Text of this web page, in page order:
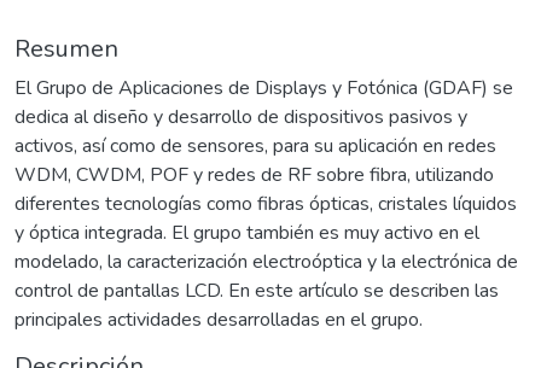
Resumen
El Grupo de Aplicaciones de Displays y Fotónica (GDAF) se
dedica al diseño y desarrollo de dispositivos pasivos y
activos, así como de sensores, para su aplicación en redes
WDM, CWDM, POF y redes de RF sobre fibra, utilizando
diferentes tecnologías como fibras ópticas, cristales líquidos
y óptica integrada. El grupo también es muy activo en el
modelado, la caracterización electroóptica y la electrónica de
control de pantallas LCD. En este artículo se describen las
principales actividades desarrolladas en el grupo.